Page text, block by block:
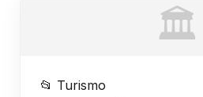
🏛️
📂 Turismo